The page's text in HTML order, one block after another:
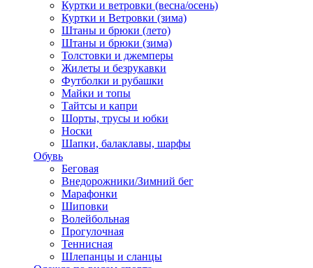
Куртки и ветровки (весна/осень)
Куртки и Ветровки (зима)
Штаны и брюки (лето)
Штаны и брюки (зима)
Толстовки и джемперы
Жилеты и безрукавки
Футболки и рубашки
Майки и топы
Тайтсы и капри
Шорты, трусы и юбки
Носки
Шапки, балаклавы, шарфы
Обувь
Беговая
Внедорожники/Зимний бег
Марафонки
Шиповки
Волейбольная
Прогулочная
Теннисная
Шлепанцы и сланцы